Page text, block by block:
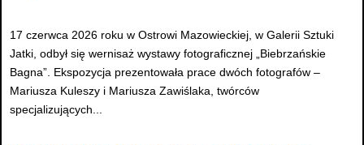
17 czerwca 2026 roku w Ostrowi Mazowieckiej, w Galerii Sztuki
Jatki, odbył się wernisaż wystawy fotograficznej „Biebrzańskie
Bagna”. Ekspozycja prezentowała prace dwóch fotografów –
Mariusza Kuleszy i Mariusza Zawiślaka, twórców
specjalizujących...